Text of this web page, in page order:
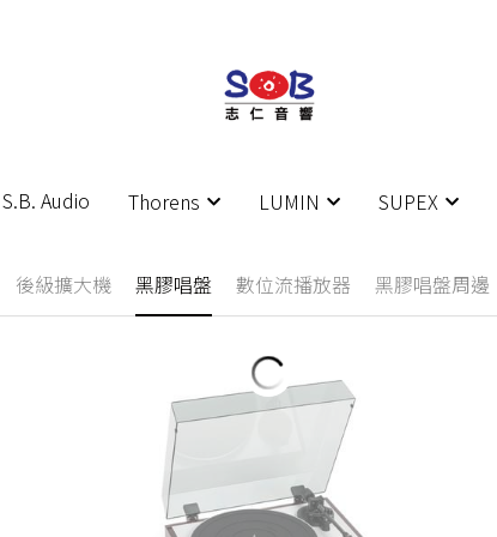
S.B. Audio Thorens LUMIN SUPEX
S.B. Audio Thorens LUMIN SUPEX
後級擴大機 黑膠唱盤 數位流播放器 黑膠唱盤周邊